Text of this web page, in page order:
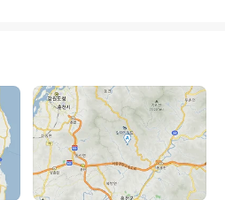
자면 담배와 조중동
니다. 이번 '탈삼
활 속 깊숙이 파고든
던 '삼성'은 마르고
금 당장 내다 버리